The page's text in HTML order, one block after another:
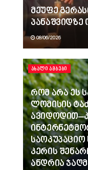
მეუფე
პანაშვიდზე
08/06/2026
ᲐᲮᲐᲚᲘ ᲐᲛᲑᲔᲑᲘ
რომ არა ეს
ლომისის
კერის
ანდრია